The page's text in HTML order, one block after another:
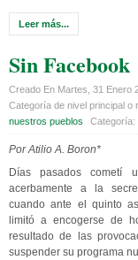
Leer más...
Sin Facebook
Creado En Martes, 31 Enero
Categoría de nivel principal o
nuestros pueblos
Categoría:
Por Atilio A. Boron*
Días pasados cometí
acerbamente a la
cuando ante el quinto
limitó a encogerse de
resultado de las
suspender su programa